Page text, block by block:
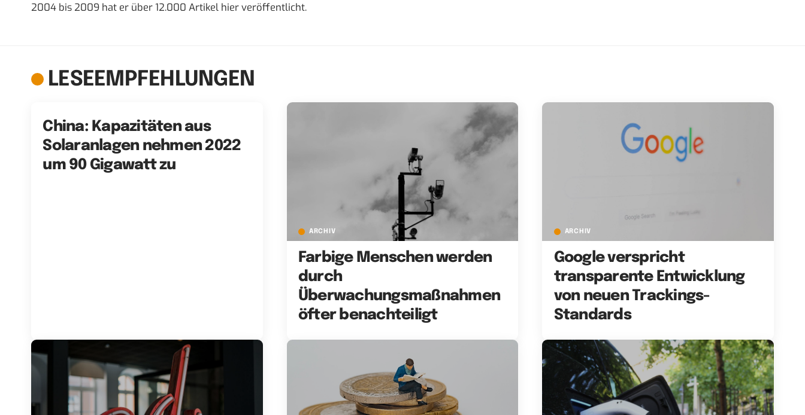
2004 bis 2009 hat er über 12.000 Artikel hier veröffentlicht.
LESEEMPFEHLUNGEN
China: Kapazitäten aus
Solaranlagen nehmen 2022
um 90 Gigawatt zu
ARCHIV
Farbige Menschen werden
durch
Überwachungsmaßnahmen
öfter benachteiligt
ARCHIV
Google verspricht
transparente Entwicklung
von neuen Trackings-
Standards